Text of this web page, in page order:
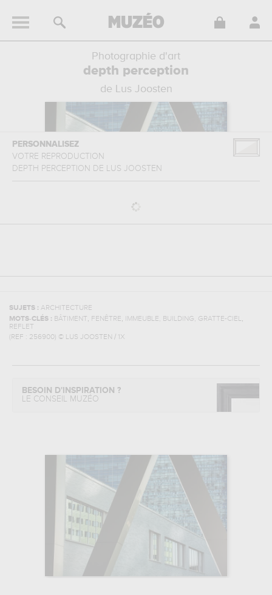
Photographie d'art
depth perception
de Lus Joosten
PERSONNALISEZ
VOTRE REPRODUCTION
DEPTH PERCEPTION DE LUS JOOSTEN
SUJETS : ARCHITECTURE
MOTS-CLÉS : BÂTIMENT, FENÊTRE, IMMEUBLE, BUILDING, GRATTE-CIEL,
REFLET
(REF : 256900) © LUS JOOSTEN / 1X
BESOIN D'INSPIRATION ?
LE CONSEIL MUZÉO